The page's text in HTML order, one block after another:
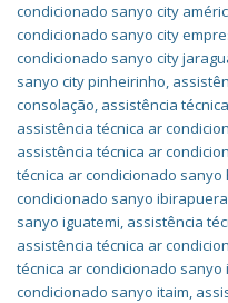
condicionado sanyo city
condicionado sanyo city
condicionado sanyo city
sanyo city pinheirinho,
consolação, assistência
assistência técnica ar
assistência técnica ar
técnica ar condicionado sanyo
condicionado sanyo ibirapuera
sanyo iguatemi, assistência
assistência técnica ar
técnica ar condicionado sanyo
condicionado sanyo itaim,